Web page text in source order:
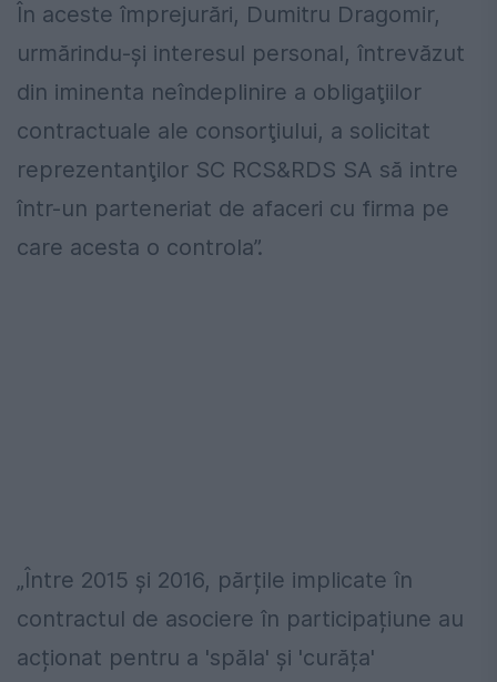
În aceste împrejurări, Dumitru Dragomir,
urmărindu-şi interesul personal, întrevăzut
din iminenta neîndeplinire a obligaţiilor
contractuale ale consorţiului, a solicitat
reprezentanţilor SC RCS&RDS SA să intre
într-un parteneriat de afaceri cu firma pe
care acesta o controla”.
„Între 2015 și 2016, părțile implicate în
contractul de asociere în participațiune au
acționat pentru a 'spăla' și 'curăța'